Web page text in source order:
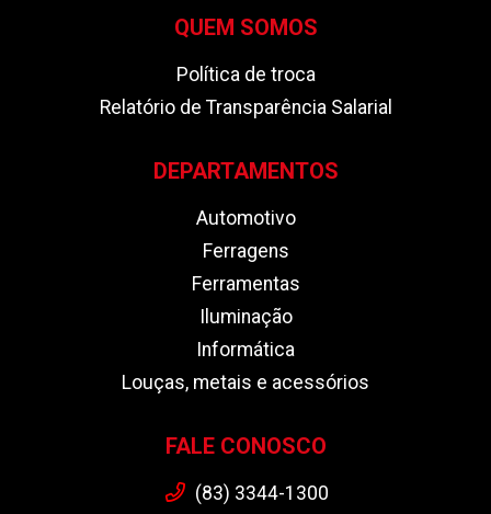
QUEM SOMOS
Política de troca
Relatório de Transparência Salarial
DEPARTAMENTOS
Automotivo
Ferragens
Ferramentas
Iluminação
Informática
Louças, metais e acessórios
FALE CONOSCO
(83) 3344-1300